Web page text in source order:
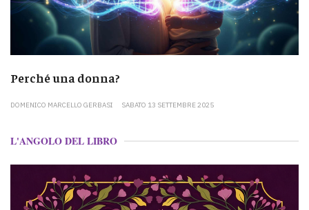
Perché una donna?
DOMENICO MARCELLO GERBASI SABATO 13 SETTEMBRE 2025
L'ANGOLO DEL LIBRO